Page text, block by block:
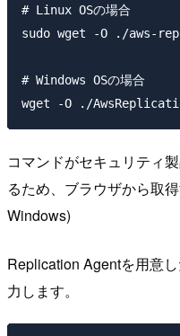
# Linux OSの場合
sudo wget -O ./aws-
# Windows OSの場合
コマンドがセキュリティ
るため、ブラウザから取
Windows)
Replication Agentを用意
力します。